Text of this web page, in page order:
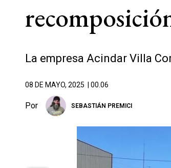
La empresa Acindar Villa
08 DE MAYO, 2025 | 00.06
Por SEBASTIÁN PREMICI